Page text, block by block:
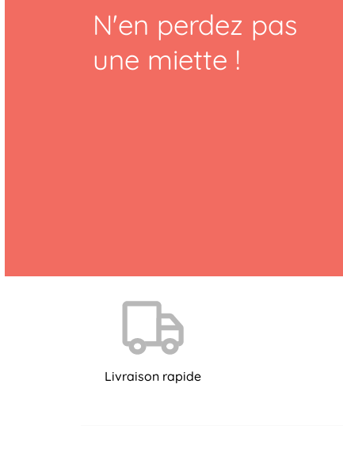
N'en perdez pas
une miette !
Livraison rapide